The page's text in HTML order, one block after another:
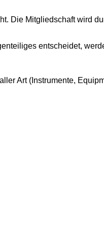
Die Mitgliedschaft wird
entscheidet,
Art (Instrumente,